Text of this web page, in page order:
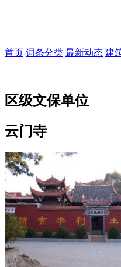
首页 词条分类 最新动态 建
区级文保单位
云门寺